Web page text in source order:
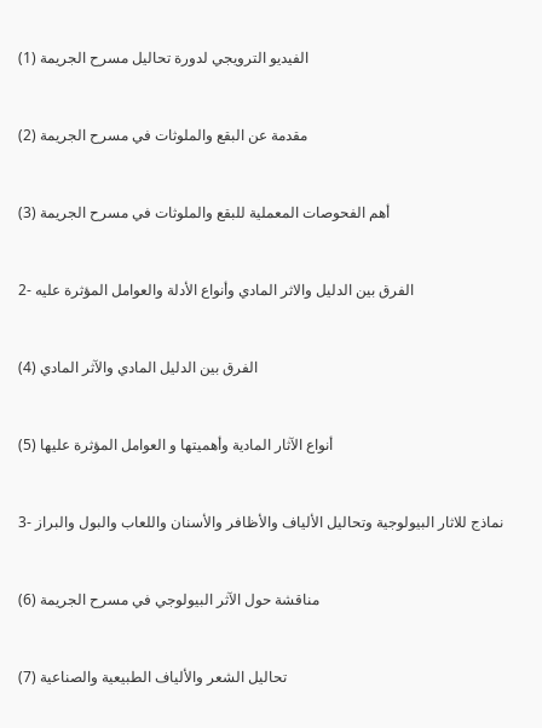
(1) الفيديو الترويجي لدورة تحاليل مسرح الجريمة
(2) مقدمة عن البقع والملوثات في مسرح الجريمة
(3) أهم الفحوصات المعملية للبقع والملوثات في مسرح الجريمة
2- الفرق بين الدليل والاثر المادي وأنواع الأدلة والعوامل المؤثرة عليه
(4) الفرق بين الدليل المادي والآثر المادي
(5) أنواع الآثار المادية وأهميتها و العوامل المؤثرة عليها
3- نماذج للاثار البيولوجية وتحاليل الألياف والأظافر والأسنان واللعاب والبول والبراز
(6) مناقشة حول الآثر البيولوجي في مسرح الجريمة
(7) تحاليل الشعر والألياف الطبيعية والصناعية